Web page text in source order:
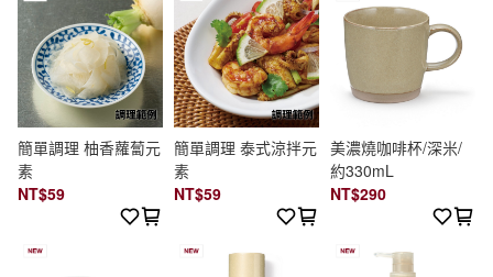
簡單調理 柚香蘿蔔元
素
NT$59
簡單調理 泰式涼拌元
素
NT$59
美濃燒咖啡杯/深米/
約330mL
NT$290